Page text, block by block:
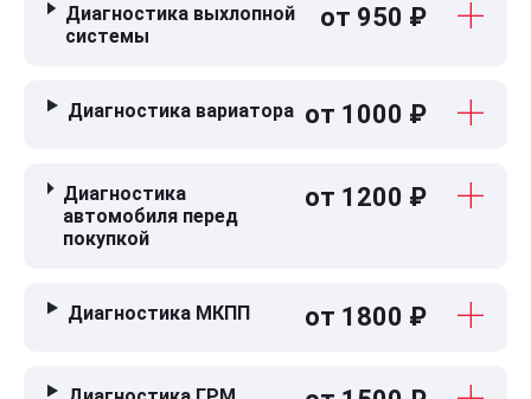
Диагностика выхлопной
системы
от 950 ₽
Диагностика вариатора от 1000 ₽
Диагностика
автомобиля перед
покупкой
от 1200 ₽
Диагностика МКПП от 1800 ₽